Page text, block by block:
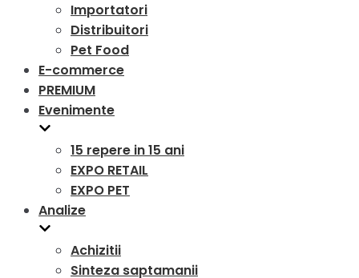
Importatori
Distribuitori
Pet Food
E-commerce
PREMIUM
Evenimente
15 repere in 15 ani
EXPO RETAIL
EXPO PET
Analize
Achizitii
Sinteza saptamanii